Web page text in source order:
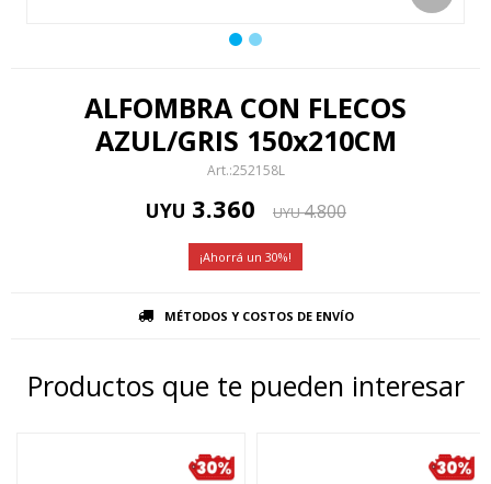
ALFOMBRA CON FLECOS
AZUL/GRIS 150x210CM
252158L
UYU 3.360 UYU4.800
30
MÉTODOS Y COSTOS DE ENVÍO
Productos que te pueden interesar